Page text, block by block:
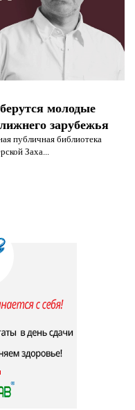
молодые
зарубежья
публичная библиотека
Заха...